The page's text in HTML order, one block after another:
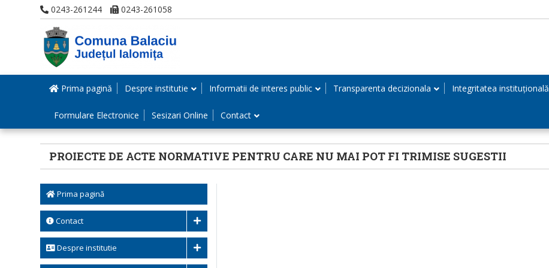
0243-261244 0243-261058
Prima pagină Despre institutie Informatii de interes public Transparenta decizionala Integritatea instituțională
Formulare Electronice Sesizari Online Contact
PROIECTE DE ACTE NORMATIVE PENTRU CARE NU MAI POT FI TRIMISE SUGESTII
Prima pagină
Contact
Despre institutie